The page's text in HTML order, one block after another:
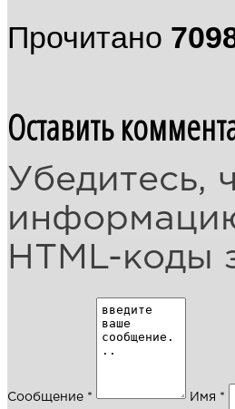
Прочитано
Оставить
Убедитесь,
HTML-коды
Сообщение * Имя *